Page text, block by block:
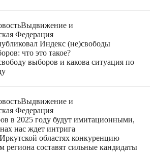
Выдвижение и
Федерация
Индекс (не)свободы
что это такое?
выборов и какова ситуация по
Выдвижение и
Федерация
в 2025 году будут имитационными,
нас ждет интрига
областях конкуренцию
региона составят сильные кандидаты